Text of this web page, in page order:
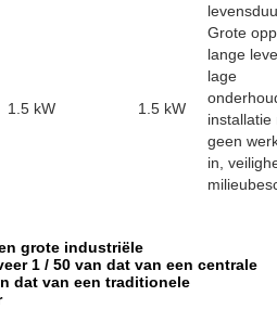
1.5 kW 1.5 kW
Grote
lange
lage
installatie
geen
in,
grote industriële
1 / 50 van dat van een centrale
dat van een traditionele